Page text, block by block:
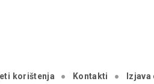
korištenja Kontakti